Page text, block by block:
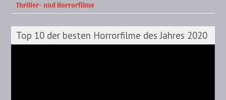
Thriller- und Horrorfilme
Top 10 der besten Horrorfilme des Jahres 2020